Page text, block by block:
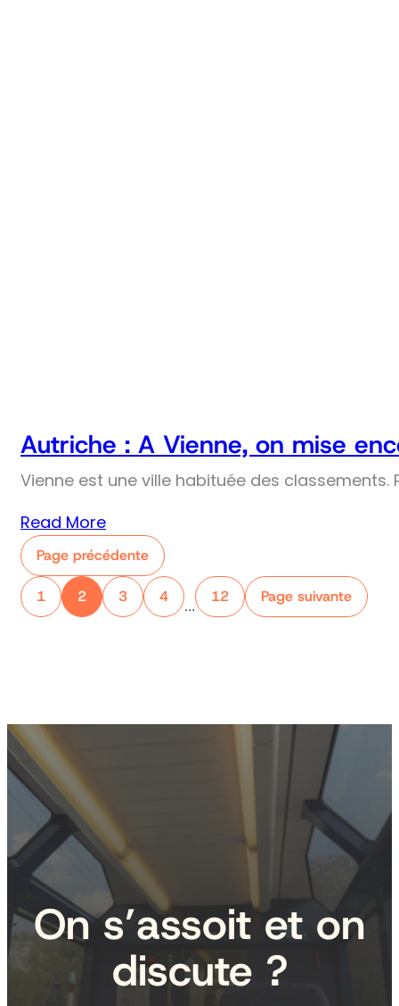
Autriche : A Vienne, on mise
Vienne est une ville habituée des
Read More
Page précédente
1 2 3 4
…
12 Page suivante
On s’assoit et on
discute ?